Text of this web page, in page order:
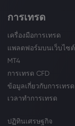
การเทรด
เครื่องมือการเทรด
แพลตฟอร์มบนเว็บไซต์
MT4
การเทรด CFD
ข้อมูลเกี่ยวกับการเทรด
เวลาทำการเทรด
ปฏิทินเศรษฐกิจ